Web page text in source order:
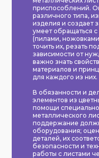
приспособлений.
различного типа,
изделия и создает
умеет обращаться
(пилами,
точить их, резать
зависимости от
важно знать
материалов и
для каждого из них.
В обязанности и
элементов из
помощи
металлического
поддержание
оборудования;
деталей, их
безопасности и
работы с листами